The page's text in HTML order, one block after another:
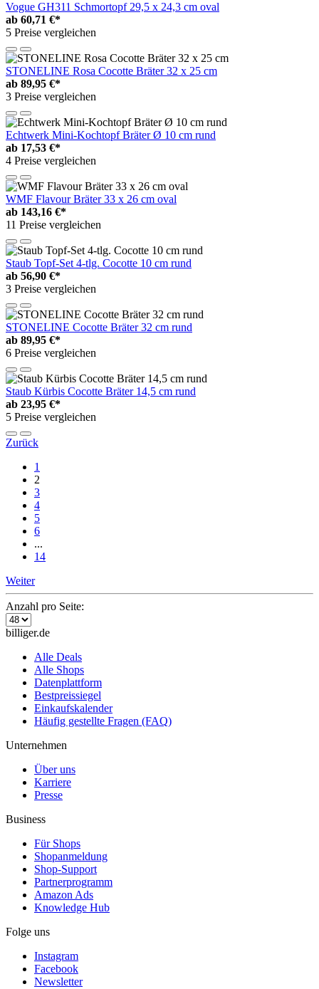
Vogue GH311 Schmortopf 29,5 x 24,3 cm oval
ab 60,71 €*
5 Preise vergleichen
STONELINE Rosa Cocotte Bräter 32 x 25 cm
ab 89,95 €*
3 Preise vergleichen
Echtwerk Mini-Kochtopf Bräter Ø 10 cm rund
ab 17,53 €*
4 Preise vergleichen
WMF Flavour Bräter 33 x 26 cm oval
ab 143,16 €*
11 Preise vergleichen
Staub Topf-Set 4-tlg. Cocotte 10 cm rund
ab 56,90 €*
3 Preise vergleichen
STONELINE Cocotte Bräter 32 cm rund
ab 89,95 €*
6 Preise vergleichen
Staub Kürbis Cocotte Bräter 14,5 cm rund
ab 23,95 €*
5 Preise vergleichen
Zurück
1
2
3
4
5
6
...
14
Weiter
Anzahl pro Seite:
billiger.de
Alle Deals
Alle Shops
Datenplattform
Bestpreissiegel
Einkaufskalender
Häufig gestellte Fragen (FAQ)
Unternehmen
Über uns
Karriere
Presse
Business
Für Shops
Shopanmeldung
Shop-Support
Partnerprogramm
Amazon Ads
Knowledge Hub
Folge uns
Instagram
Facebook
Newsletter